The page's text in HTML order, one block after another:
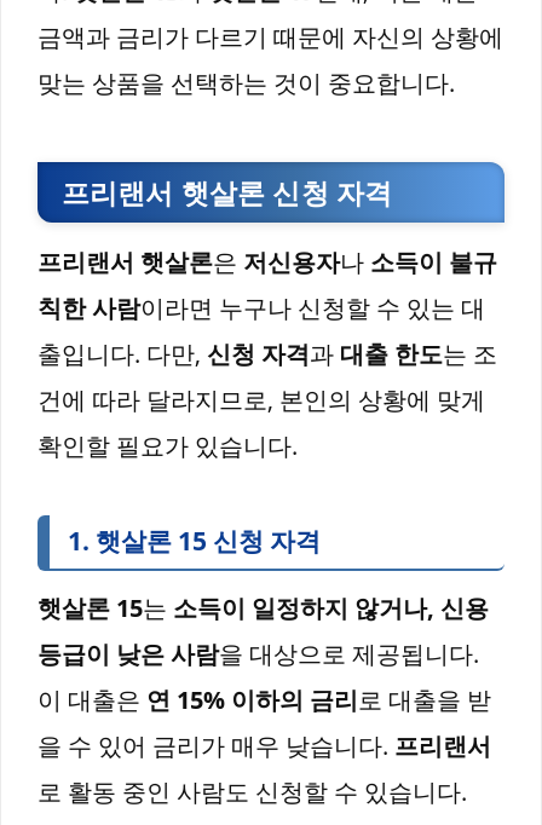
금액과 금리가 다르기 때문에 자신의 상황에
맞는 상품을 선택하는 것이 중요합니다.
프리랜서 햇살론 신청 자격
프리랜서 햇살론은 저신용자나 소득이 불규
칙한 사람이라면 누구나 신청할 수 있는 대
출입니다. 다만, 신청 자격과 대출 한도는 조
건에 따라 달라지므로, 본인의 상황에 맞게
확인할 필요가 있습니다.
1. 햇살론 15 신청 자격
햇살론 15는 소득이 일정하지 않거나, 신용
등급이 낮은 사람을 대상으로 제공됩니다.
이 대출은 연 15% 이하의 금리로 대출을 받
을 수 있어 금리가 매우 낮습니다. 프리랜서
로 활동 중인 사람도 신청할 수 있습니다.